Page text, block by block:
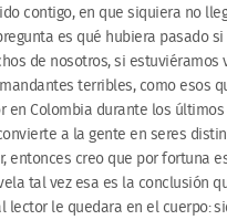
contigo, en que siquiera no
es qué hubiera pasado
de nosotros, si estuviéramos
terribles, como esos
en Colombia durante los últimos
a la gente en seres
entonces creo que por fortuna
tal vez esa es la conclusión
lector le quedara en el cuerpo: